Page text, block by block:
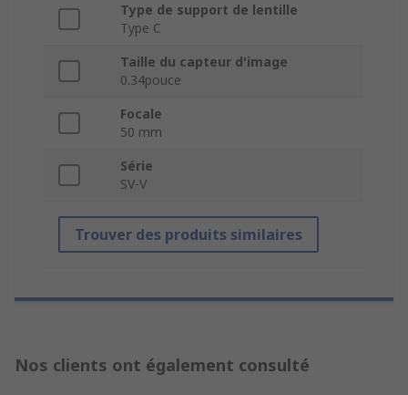
Type de support de lentille
Type C
Taille du capteur d'image
0.34pouce
Focale
50 mm
Série
SV-V
Trouver des produits similaires
Nos clients ont également consulté